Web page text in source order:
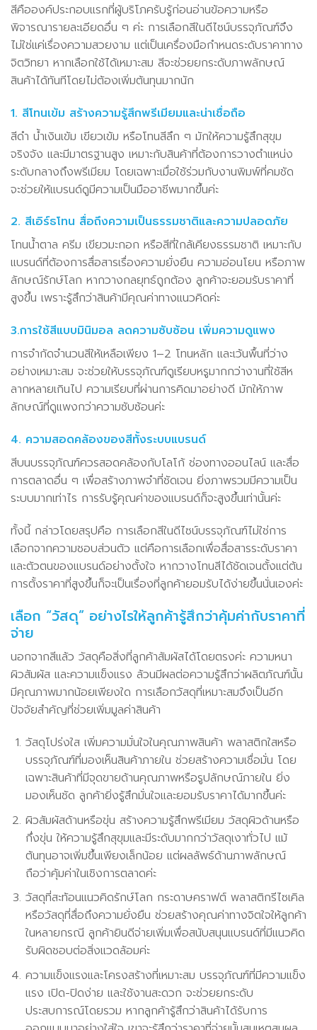
สีคือองค์ประกอบแรกที่ผู้บริโภครับรู้ก่อนอ่านข้อความหรือ
พิจารณารายละเอียดอื่น ๆ ค่ะ การเลือกสีในดีไซน์บรรจุภัณฑ์จึง
ไม่ใช่แค่เรื่องความสวยงาม แต่เป็นเครื่องมือกำหนดระดับราคาทาง
จิตวิทยา หากเลือกใช้ได้เหมาะสม สีจะช่วยยกระดับภาพลักษณ์
สินค้าได้ทันทีโดยไม่ต้องเพิ่มต้นทุนมากนัก
1. สีโทนเข้ม สร้างความรู้สึกพรีเมียมและน่าเชื่อถือ
สีดำ น้ำเงินเข้ม เขียวเข้ม หรือโทนสีลึก ๆ มักให้ความรู้สึกสุขุม
จริงจัง และมีมาตรฐานสูง เหมาะกับสินค้าที่ต้องการวางตำแหน่ง
ระดับกลางถึงพรีเมียม โดยเฉพาะเมื่อใช้ร่วมกับงานพิมพ์ที่คมชัด
จะช่วยให้แบรนด์ดูมีความเป็นมืออาชีพมากขึ้นค่ะ
2. สีเอิร์ธโทน สื่อถึงความเป็นธรรมชาติและความปลอดภัย
โทนน้ำตาล ครีม เขียวมะกอก หรือสีที่ใกล้เคียงธรรมชาติ เหมาะกับ
แบรนด์ที่ต้องการสื่อสารเรื่องความยั่งยืน ความอ่อนโยน หรือภาพ
ลักษณ์รักษ์โลก หากวางกลยุทธ์ถูกต้อง ลูกค้าจะยอมรับราคาที่
สูงขึ้น เพราะรู้สึกว่าสินค้ามีคุณค่าทางแนวคิดค่ะ
3.การใช้สีแบบมินิมอล ลดความซับซ้อน เพิ่มความดูแพง
การจำกัดจำนวนสีให้เหลือเพียง 1–2 โทนหลัก และเว้นพื้นที่ว่าง
อย่างเหมาะสม จะช่วยให้บรรจุภัณฑ์ดูเรียบหรูมากกว่างานที่ใช้สีห
ลากหลายเกินไป ความเรียบที่ผ่านการคิดมาอย่างดี มักให้ภาพ
ลักษณ์ที่ดูแพงกว่าความซับซ้อนค่ะ
4. ความสอดคล้องของสีทั้งระบบแบรนด์
สีบนบรรจุภัณฑ์ควรสอดคล้องกับโลโก้ ช่องทางออนไลน์ และสื่อ
การตลาดอื่น ๆ เพื่อสร้างภาพจำที่ชัดเจน ยิ่งภาพรวมมีความเป็น
ระบบมากเท่าไร การรับรู้คุณค่าของแบรนด์ก็จะสูงขึ้นเท่านั้นค่ะ
ทั้งนี้ กล่าวโดยสรุปคือ การเลือกสีในดีไซน์บรรจุภัณฑ์ไม่ใช่การ
เลือกจากความชอบส่วนตัว แต่คือการเลือกเพื่อสื่อสารระดับราคา
และตัวตนของแบรนด์อย่างตั้งใจ หากวางโทนสีได้ชัดเจนตั้งแต่ต้น
การตั้งราคาที่สูงขึ้นก็จะเป็นเรื่องที่ลูกค้ายอมรับได้ง่ายขึ้นนั่นเองค่ะ
เลือก “วัสดุ” อย่างไรให้ลูกค้ารู้สึกว่าคุ้มค่ากับราคาที่
จ่าย
นอกจากสีแล้ว วัสดุคือสิ่งที่ลูกค้าสัมผัสได้โดยตรงค่ะ ความหนา
ผิวสัมผัส และความแข็งแรง ล้วนมีผลต่อความรู้สึกว่าผลิตภัณฑ์นั้น
มีคุณภาพมากน้อยเพียงใด การเลือกวัสดุที่เหมาะสมจึงเป็นอีก
ปัจจัยสำคัญที่ช่วยเพิ่มมูลค่าสินค้า
วัสดุโปร่งใส เพิ่มความมั่นใจในคุณภาพสินค้า พลาสติกใสหรือ
บรรจุภัณฑ์ที่มองเห็นสินค้าภายใน ช่วยสร้างความเชื่อมั่น โดย
เฉพาะสินค้าที่มีจุดขายด้านคุณภาพหรือรูปลักษณ์ภายใน ยิ่ง
มองเห็นชัด ลูกค้ายิ่งรู้สึกมั่นใจและยอมรับราคาได้มากขึ้นค่ะ
ผิวสัมผัสด้านหรือขุ่น สร้างความรู้สึกพรีเมียม วัสดุผิวด้านหรือ
กึ่งขุ่น ให้ความรู้สึกสุขุมและมีระดับมากกว่าวัสดุเงาทั่วไป แม้
ต้นทุนอาจเพิ่มขึ้นเพียงเล็กน้อย แต่ผลลัพธ์ด้านภาพลักษณ์
ถือว่าคุ้มค่าในเชิงการตลาดค่ะ
วัสดุที่สะท้อนแนวคิดรักษ์โลก กระดาษคราฟต์ พลาสติกรีไซเคิล
หรือวัสดุที่สื่อถึงความยั่งยืน ช่วยสร้างคุณค่าทางจิตใจให้ลูกค้า
ในหลายกรณี ลูกค้ายินดีจ่ายเพิ่มเพื่อสนับสนุนแบรนด์ที่มีแนวคิด
รับผิดชอบต่อสิ่งแวดล้อมค่ะ
ความแข็งแรงและโครงสร้างที่เหมาะสม บรรจุภัณฑ์ที่มีความแข็ง
แรง เปิด-ปิดง่าย และใช้งานสะดวก จะช่วยยกระดับ
ประสบการณ์โดยรวม หากลูกค้ารู้สึกว่าสินค้าได้รับการ